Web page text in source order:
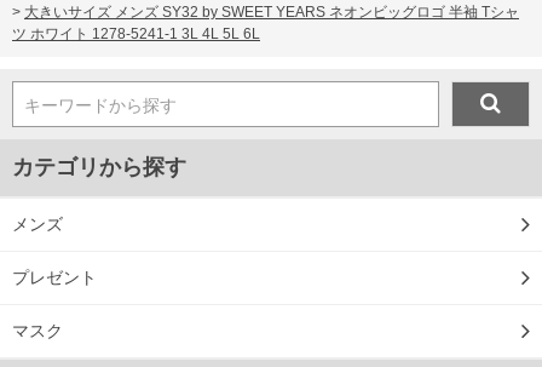
> 大きいサイズ メンズ SY32 by SWEET YEARS ネオンビッグロゴ 半袖 Tシャ
ツ ホワイト 1278-5241-1 3L 4L 5L 6L
キーワードから探す
カテゴリから探す
メンズ
プレゼント
マスク